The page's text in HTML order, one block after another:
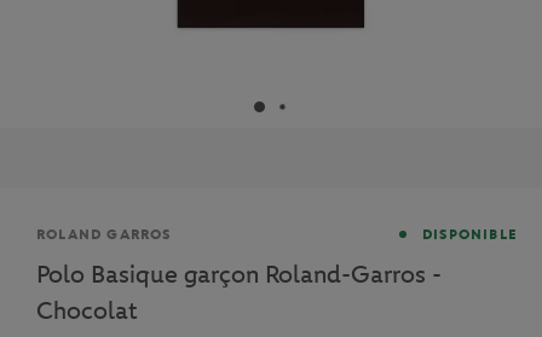
Marque
ROLAND GARROS DISPONIBLE
Polo Basique garçon Roland-Garros -
Chocolat